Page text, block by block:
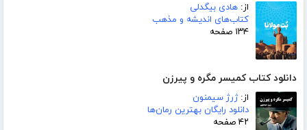
از: هادی بیگدلی
کتاب‌های اندیشه و مذهب
۱۳۴ صفحه
دانلود کتاب کمیسر مگره و پیرزن
از:ژرژ سیمنون
دانلود رایگان بهترین رمان‌ها
۴۲ صفحه